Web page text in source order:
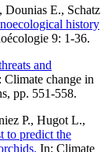
E., Schatz
history
9: 1-36.
and
Climate change in
pp. 551-558.
P., Hugot L.,
to predict the
In: Climate